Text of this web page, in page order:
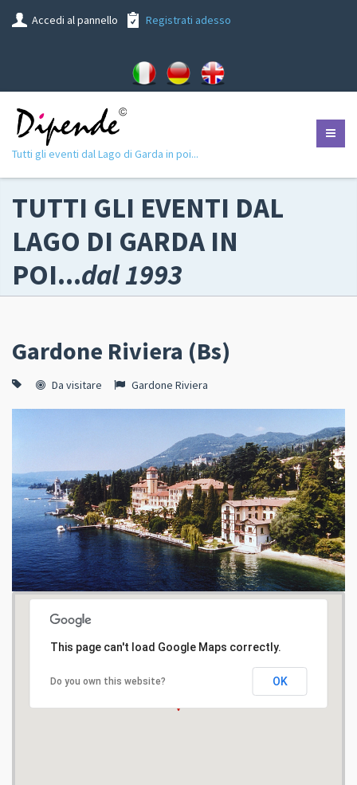
Accedi al pannello Registrati adesso
Tutti gli eventi dal Lago di Garda in poi...
TUTTI GLI EVENTI DAL
LAGO DI GARDA IN
POI...dal 1993
Gardone Riviera (Bs)
Da visitare Gardone Riviera
This page can't load Google Maps correctly.
Do you own this website? OK